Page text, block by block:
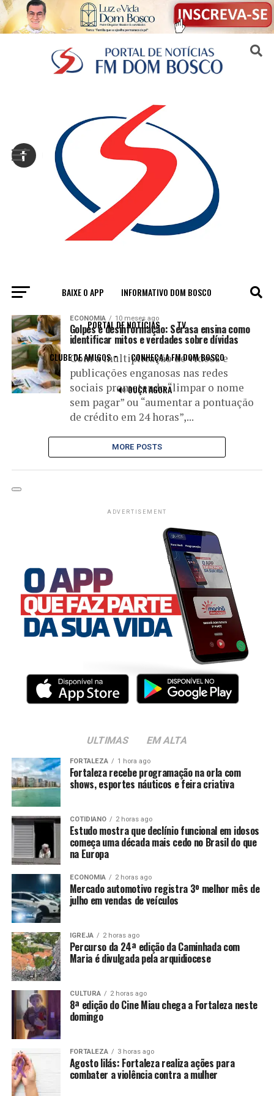
BAIXE O APP INFORMATIVO DOM BOSCO
PORTAL DE NOTÍCIAS TV
CLUBE DE AMIGOS CONHEÇA A FM DOM BOSCO
🔊 OUÇA AGORA
All posts tagged "golpes"
ECONOMIA 10 meses ago
Golpes e desinformação: Serasa ensina como
identificar mitos e verdades sobre dívidas
Com a multiplicação de vídeos e
publicações enganosas nas redes
sociais prometendo “limpar o nome
sem pagar” ou “aumentar a pontuação
de crédito em 24 horas”,...
MORE POSTS
ADVERTISEMENT
ULTIMAS EM ALTA
FORTALEZA 1 hora ago
Fortaleza recebe programação na orla com
shows, esportes náuticos e feira criativa
COTIDIANO 2 horas ago
Estudo mostra que declínio funcional em idosos
começa uma década mais cedo no Brasil do que
na Europa
ECONOMIA 2 horas ago
Mercado automotivo registra 3º melhor mês de
julho em vendas de veículos
IGREJA 2 horas ago
Percurso da 24ª edição da Caminhada com
Maria é divulgada pela arquidiocese
CULTURA 2 horas ago
8ª edição do Cine Miau chega a Fortaleza neste
domingo
FORTALEZA 3 horas ago
Agosto lilás: Fortaleza realiza ações para
combater a violência contra a mulher
Sair da versão mobile